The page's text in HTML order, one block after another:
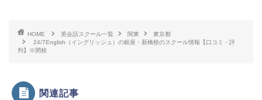
HOME 英会話スクール一覧 関東
東京都
24/7English（イングリッシュ）の銀座・新橋校のスクール情報【口コミ・評
判】※閉校
関連記事